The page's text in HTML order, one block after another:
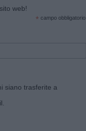
web!
* campo obbligatorio
siano trasferite a